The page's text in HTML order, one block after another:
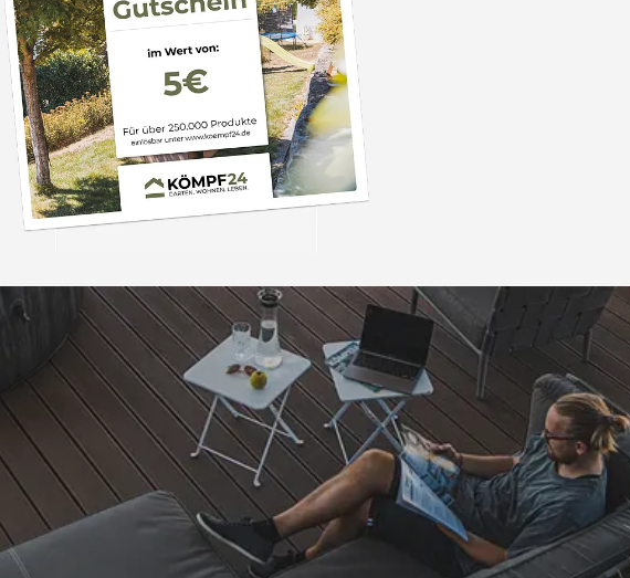
Trusted Shops
4,81/ 5
25.948 Bewertungen
„- Retouren Bearbeitung wurde
umgehend erledigt“
04.08.2026